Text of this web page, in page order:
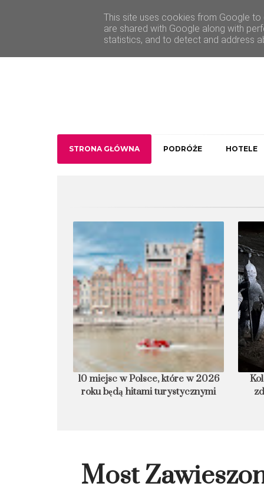
O Traveler deLuxe
STRONA GŁÓWNA PODRÓŻE HOTELE
Kolacja, ślub czy reperowanie
zdrowia? Niezwykłe oblicza
Most
This site uses cookies from Google
are shared with Google along with
statistics, and to detect and address